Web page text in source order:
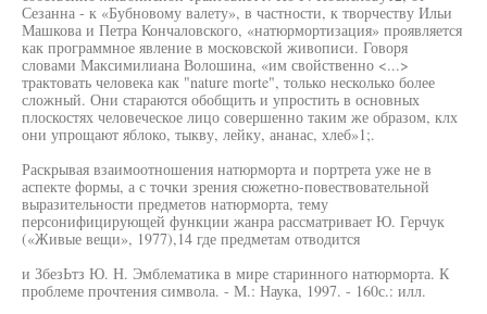
Сезанна - к «Бубновому валету», в частности, к творчеству Ильи
Машкова и Петра Кончаловского, «натюрмортизация» проявляется
как программное явление в московской живописи. Говоря
словами Максимилиана Волошина, «им свойственно <...>
трактовать человека как "nature morte", только несколько более
сложный. Они стараются обобщить и упростить в основных
плоскостях человеческое лицо совершенно таким же образом, клх
они упрощают яблоко, тыкву, лейку, ананас, хлеб»1;.
Раскрывая взаимоотношения натюрморта и портрета уже не в
аспекте формы, а с точки зрения сюжетно-повествовательной
выразительности предметов натюрморта, тему
персонифицирующей функции жанра рассматривает Ю. Герчук
(«Живые вещи», 1977),14 где предметам отводится
и ЗбезЬтз Ю. Н. Эмблематика в мире старинного натюрморта. К
проблеме прочтения символа. - М.: Наука, 1997. - 160с.: илл.